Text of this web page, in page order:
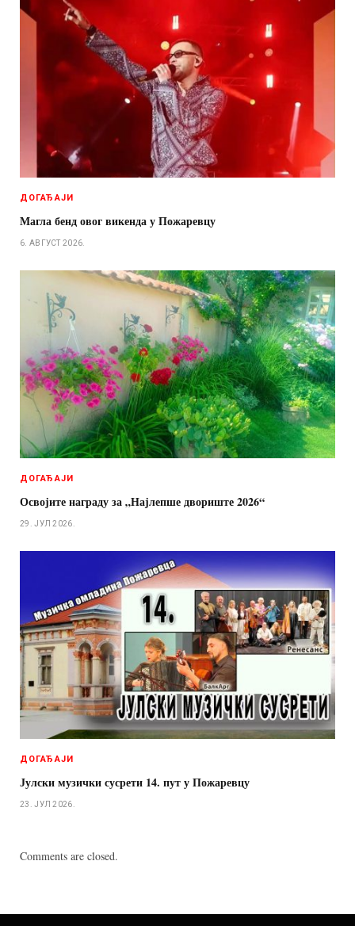
ДОГАЂАЈИ
Магла бенд овог викенда у Пожаревцу
6. АВГУСТ 2026.
ДОГАЂАЈИ
Освојите награду за „Најлепше двориште 2026“
29. ЈУЛ 2026.
ДОГАЂАЈИ
Јулски музички сусрети 14. пут у Пожаревцу
23. ЈУЛ 2026.
Comments are closed.